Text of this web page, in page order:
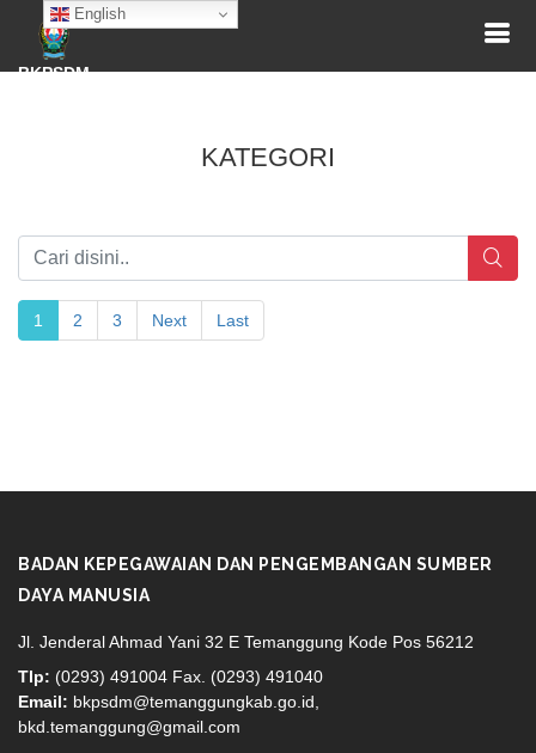
English
BKPSDM
KATEGORI
1 2 3 Next Last
BADAN KEPEGAWAIAN DAN PENGEMBANGAN SUMBER
DAYA MANUSIA
Jl. Jenderal Ahmad Yani 32 E Temanggung Kode Pos 56212
Tlp: (0293) 491004 Fax. (0293) 491040
Email: bkpsdm@temanggungkab.go.id,
bkd.temanggung@gmail.com